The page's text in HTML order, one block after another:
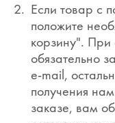
Если товар с
положите
корзину".
обязательно
e-mail,
получения
заказе, вам